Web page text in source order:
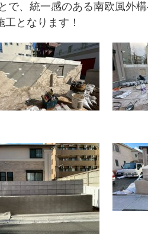
で、統一感のある南欧風外構
となります！